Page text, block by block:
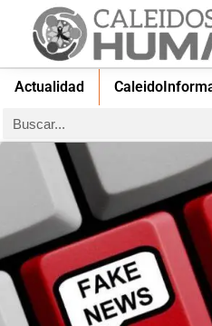
Actualidad